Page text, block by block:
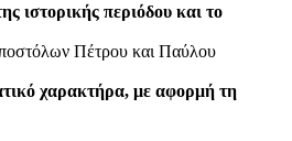
ιστορικής περιόδου και το
Πέτρου και Παύλου
χαρακτήρα, με αφορμή τη